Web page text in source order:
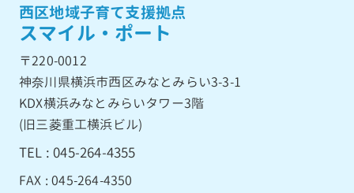
西区地域子育て支援拠点
スマイル・ポート
〒220-0012
神奈川県横浜市西区みなとみらい3-3-1
KDX横浜みなとみらいタワー3階
(旧三菱重工横浜ビル)
TEL : 045-264-4355
FAX : 045-264-4350